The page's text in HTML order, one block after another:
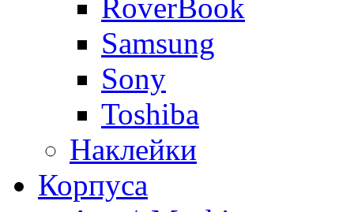
RoverBook
Samsung
Sony
Toshiba
Наклейки
Корпуса